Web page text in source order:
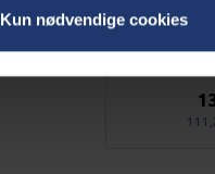
Kun nødvendige cookies